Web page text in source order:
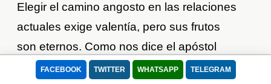
FACEBOOK TWITTER WHATSAPP TELEGRAM
Elegir el camino angosto en las relaciones
actuales exige valentía, pero sus frutos
son eternos. Como nos dice el apóstol
Pablo: